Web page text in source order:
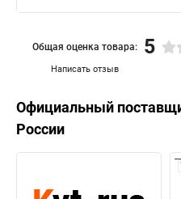
Написать отзыв
Общая оценка товара: 5
Официальный
России